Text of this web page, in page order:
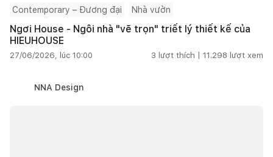
Contemporary – Đương đại Nhà vườn
Ngơi House - Ngôi nhà "vẽ trọn" triết lý thiết kế của
HIEUHOUSE
27/06/2026, lúc 10:00 3 lượt thích | 11.298 lượt xem
NNA Design